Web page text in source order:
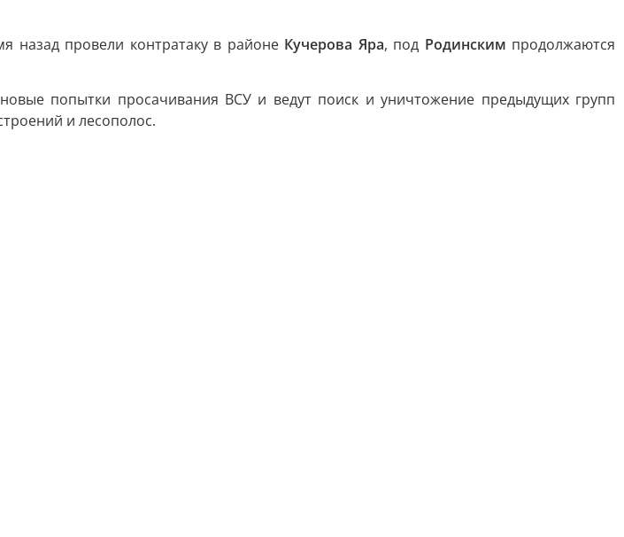
назад провели контратаку в районе Кучерова Яра, под Родинским продолжаются
попытки просачивания ВСУ и ведут поиск и уничтожение предыдущих групп
и лесополос.